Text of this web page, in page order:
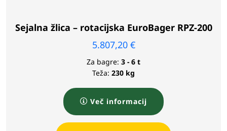
Sejalna žlica – rotacijska EuroBager RPZ-200
5.807,20 €
Za bagre: 3 - 6 t
Teža: 230 kg
Več informacij